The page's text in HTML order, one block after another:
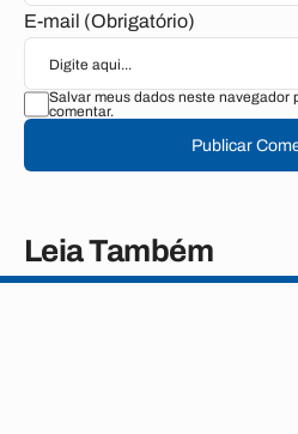
E-mail (Obrigatório)
Salvar meus dados neste navegador
comentar.
Publicar
Leia Também